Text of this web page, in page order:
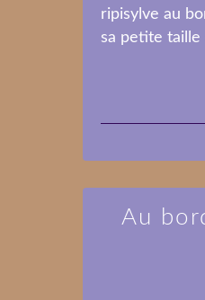
ripisylve au
sa petite taille
Au